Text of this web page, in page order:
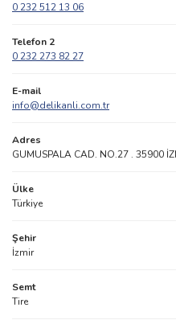
0 232 512 13 06
Telefon 2
0 232 273 82 27
E-mail
info@delikanli.com.tr
Adres
GUMUSPALA CAD. NO.27 . 35900
Ülke
Türkiye
Şehir
İzmir
Semt
Tire